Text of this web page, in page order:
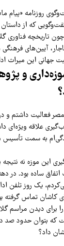
«پیام ما» با
که از داستان
فناوری
آیین‌های فرهنگی
این میراث ادامه
و پژوهش
داشتم و در کنار
ویژه‌ای داشتم.
به سمت تأسیس موزه
نه نتیجه یک
بود. در دهه
روز تلفن اداره
تماس گرفته بود
دیدن مراسم
حدود صد